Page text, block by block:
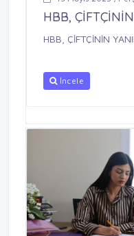
HBB,
HBB, ÇİFTÇİNİN
İncele